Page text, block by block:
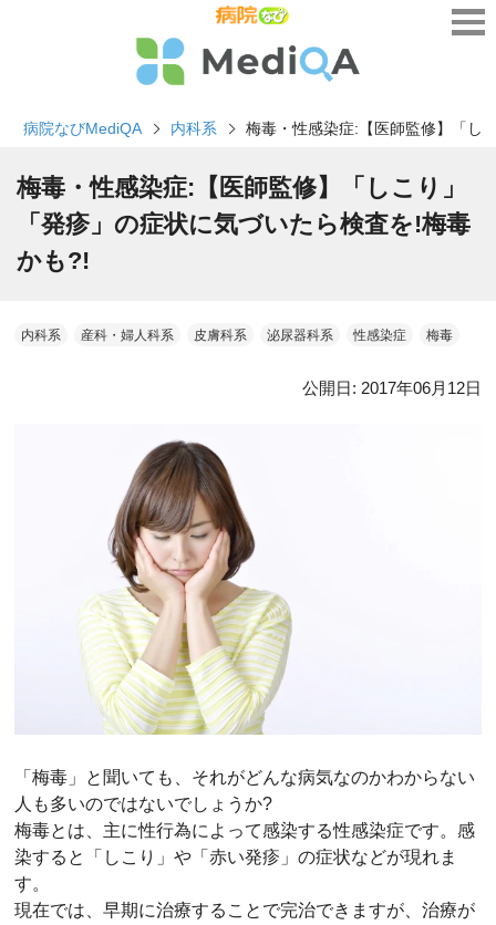
病院なびMediQA 内科系 梅毒・性感染症:【医師監修】「し
梅毒・性感染症:【医師監修】「しこり」
「発疹」の症状に気づいたら検査を!梅毒
かも?!
内科系 産科・婦人科系 皮膚科系 泌尿器科系 性感染症 梅毒
公開日: 2017年06月12日
「梅毒」と聞いても、それがどんな病気なのかわからない
人も多いのではないでしょうか?
梅毒とは、主に性行為によって感染する性感染症です。感
染すると「しこり」や「赤い発疹」の症状などが現れま
す。
現在では、早期に治療することで完治できますが、治療が